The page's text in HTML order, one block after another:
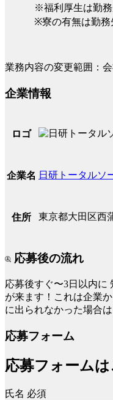
※福利厚生は勤務
※寮の有無は勤務
業務内容の変更範囲：
企業情報
ロゴ
企業名 日研トータルソ
住所 東京都大田区西
応募後の流れ
応募後すぐ〜3日以内に
が来ます！これは企業
に出られなかった場合は
応募フォーム
応募フォーム
氏名 必須